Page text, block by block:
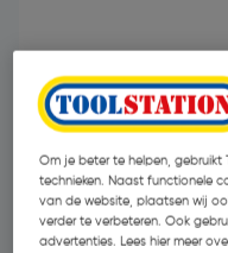
Om je beter te helpen,
technieken. Naast functionele
van de website, plaatsen wij
verder te verbeteren. Ook
advertenties. Lees hier meer